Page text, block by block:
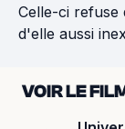
Celle-ci refuse
d'elle aussi
VOIR LE